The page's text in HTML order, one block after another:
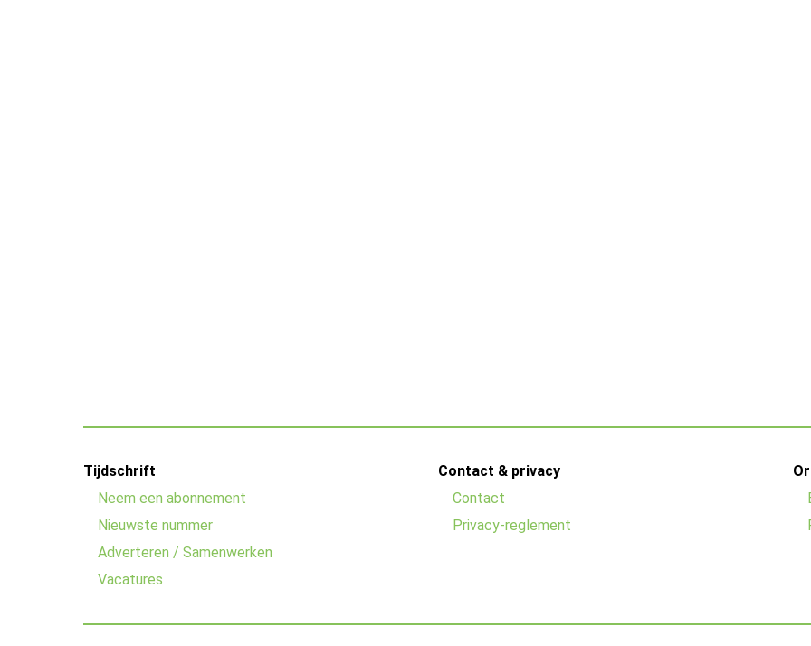
Footer
menu
Tijdschrift
Neem een abonnement
Nieuwste nummer
Adverteren / Samenwerken
Vacatures
Contact & privacy
Contact
Privacy-reglement